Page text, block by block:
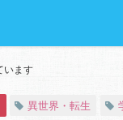
います
異世界・転生